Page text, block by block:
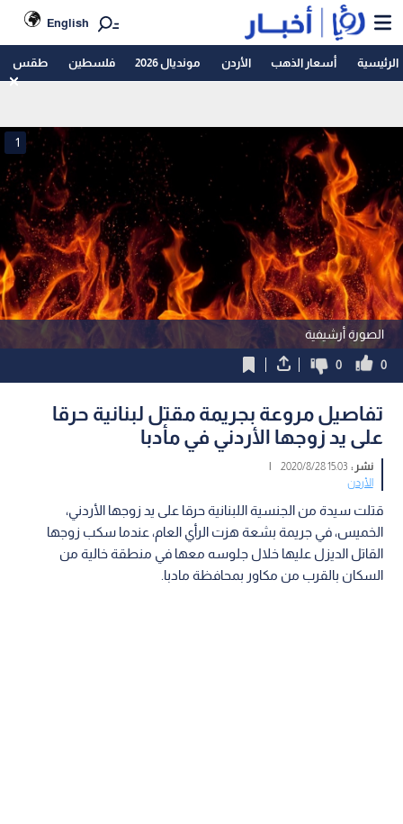
English
الرئيسية أسعار الذهب الأردن مونديال 2026 فلسطين طقس
الصورة أرشيفية
1
0
0
تفاصيل مروعة بجريمة مقتل لبنانية حرقا
على يد زوجها الأردني في مأدبا
نشر :15:03 2020/8/28
|
الأردن
قتلت سيدة من الجنسية اللبنانية حرقا على يد زوجها الأردني،
الخميس، في جريمة بشعة هزت الرأي العام، عندما سكب زوجها
القاتل الديزل عليها خلال جلوسه معها في منطقة خالية من
السكان بالقرب من مكاور بمحافظة مادبا.